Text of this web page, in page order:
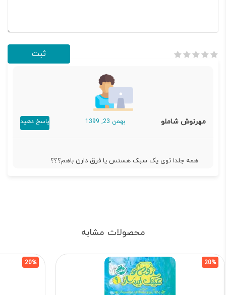
مهرنوش شاملو بهمن 23, 1399 پاسخ دهید
همه جلدا توی یک سبک هستس یا فرق دارن باهم؟؟؟
محصولات مشابه
20%
20%